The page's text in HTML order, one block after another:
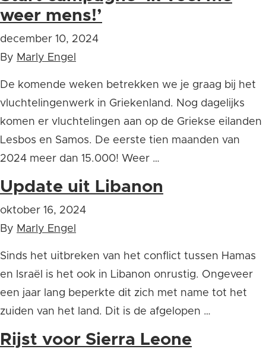
weer mens!’
december 10, 2024
By Marly Engel
De komende weken betrekken we je graag bij het
vluchtelingenwerk in Griekenland. Nog dagelijks
komen er vluchtelingen aan op de Griekse eilanden
Lesbos en Samos. De eerste tien maanden van
2024 meer dan 15.000! Weer …
Update uit Libanon
oktober 16, 2024
By Marly Engel
Sinds het uitbreken van het conflict tussen Hamas
en Israël is het ook in Libanon onrustig. Ongeveer
een jaar lang beperkte dit zich met name tot het
zuiden van het land. Dit is de afgelopen …
Rijst voor Sierra Leone